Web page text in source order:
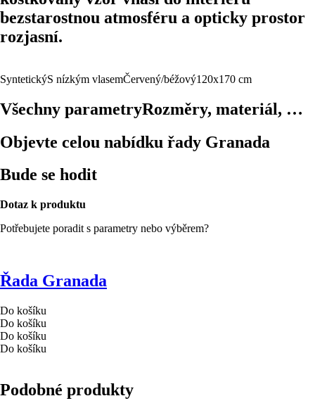
bezstarostnou atmosféru a opticky prostor
rozjasní.
SyntetickýS nízkým vlasemČervený/béžový120x170 cm
Všechny parametryRozměry, materiál, …
Objevte celou nabídku řady Granada
Bude se hodit
Dotaz k produktu
Potřebujete poradit s parametry nebo výběrem?
Řada Granada
Do košíku
Do košíku
Do košíku
Do košíku
Podobné produkty